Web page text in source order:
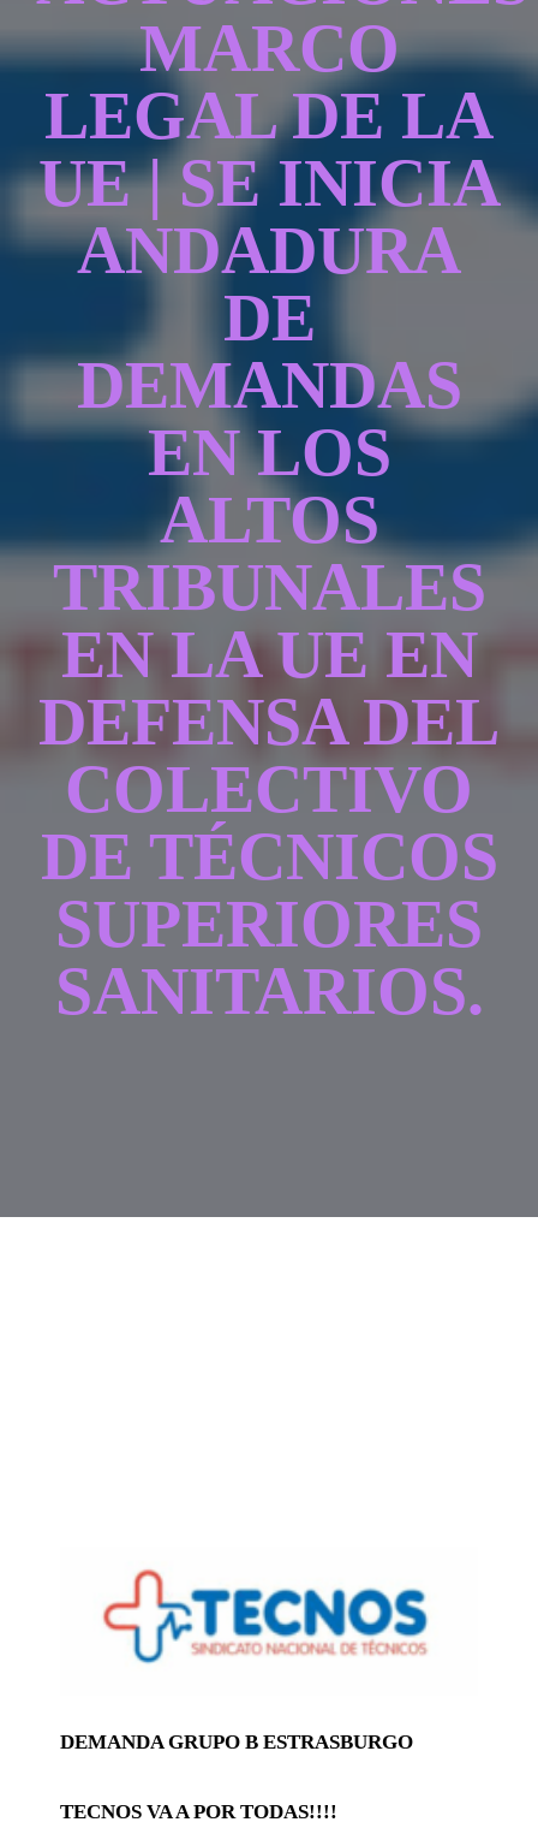
CONTACTAR
ACCEDER
MARCO
LEGAL DE LA
UE | SE INICIA
ANDADURA
DE
DEMANDAS
EN LOS
ALTOS
TRIBUNALES
EN LA UE EN
DEFENSA DEL
COLECTIVO
DE TÉCNICOS
SUPERIORES
SANITARIOS.
DEMANDA GRUPO B ESTRASBURGO
TECNOS VA A POR TODAS!!!!